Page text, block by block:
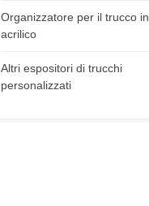
Organizzatore per il trucco in
acrilico
Altri espositori di trucchi
personalizzati